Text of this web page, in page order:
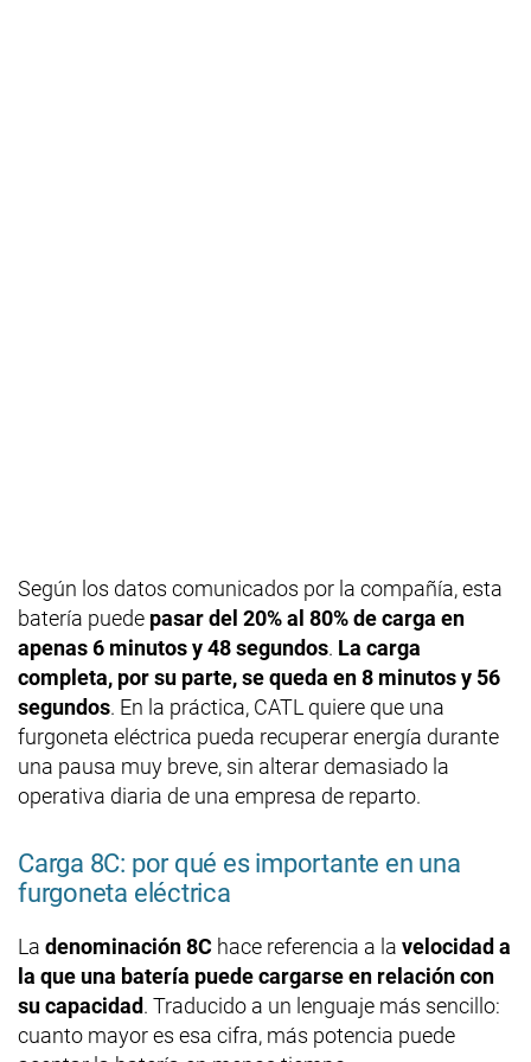
Según los datos comunicados por la compañía, esta
batería puede pasar del 20% al 80% de carga en
apenas 6 minutos y 48 segundos. La carga
completa, por su parte, se queda en 8 minutos y 56
segundos. En la práctica, CATL quiere que una
furgoneta eléctrica pueda recuperar energía durante
una pausa muy breve, sin alterar demasiado la
operativa diaria de una empresa de reparto.
Carga 8C: por qué es importante en una
furgoneta eléctrica
La denominación 8C hace referencia a la velocidad a
la que una batería puede cargarse en relación con
su capacidad. Traducido a un lenguaje más sencillo:
cuanto mayor es esa cifra, más potencia puede